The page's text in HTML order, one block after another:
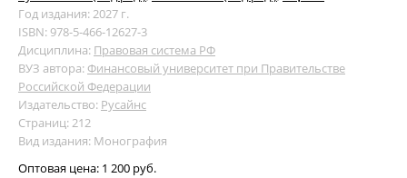
Год издания: 2027 г.
ISBN: 978-5-466-12627-3
Дисциплина: Правовая система РФ
ВУЗ автора: Финансовый университет при Правительстве
Российской Федерации
Издательство: Русайнс
Страниц: 212
Вид издания: Монография
Оптовая цена: 1 200 руб.